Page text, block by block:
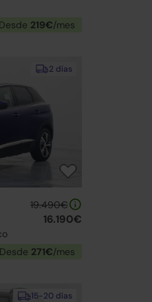
Desde 219€/mes
2 días
19.490€
16.190€
Desde 271€/mes
15-20 días